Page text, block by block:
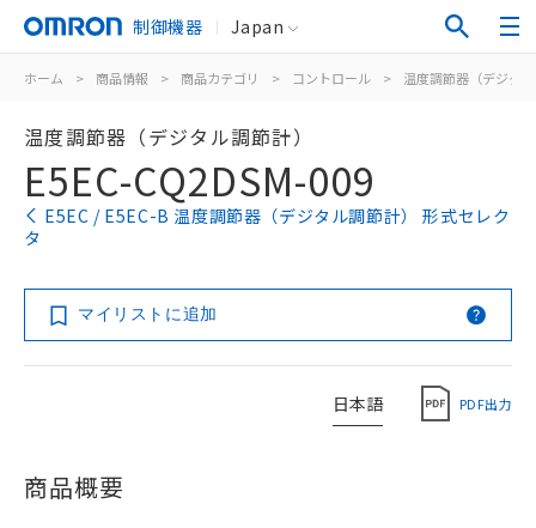
制御機器 Japan
ホーム > 商品情報 > 商品カテゴリ > コントロール > 温度調節器（デジタ
温度調節器（デジタル調節計）
E5EC-CQ2DSM-009
E5EC / E5EC-B 温度調節器（デジタル調節計） 形式セレク
タ
マイリストに追加
日本語 PDF出力
商品概要